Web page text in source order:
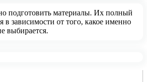
подготовить материалы. Их полный
в зависимости от того, какое именно
выбирается.